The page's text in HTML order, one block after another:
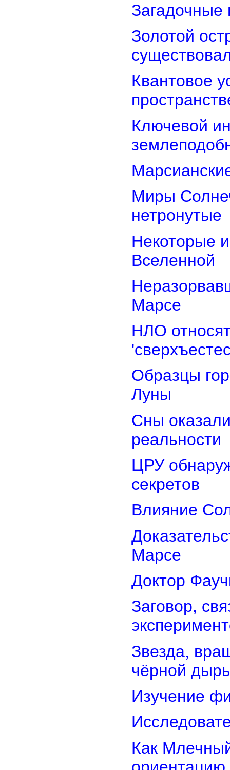
Загадочные
Золотой
Квантовое
Ключевой
Миры
нетронутые
Некоторые
Вселенной
Марсе
НЛО
Образцы
Луны
Сны
реальности
ЦРУ
секретов
Влияние
Марсе
Доктор
Заговор,
Звезда,
чёрной
Изучение
Как